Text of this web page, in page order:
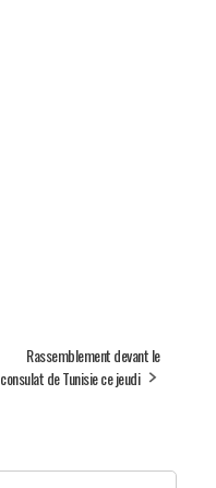
Rassemblement devant le
consulat de Tunisie ce jeudi